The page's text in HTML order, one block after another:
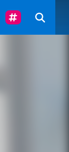
Suivez-Nous